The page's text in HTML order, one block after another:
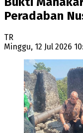
Peradaban
TR
Minggu, 12 Jul 2026